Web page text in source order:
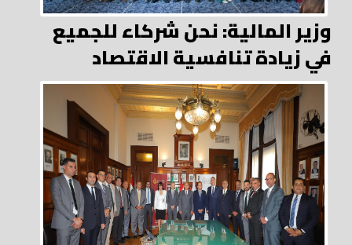
وزير المالية: نحن شركاء للجميع
في زيادة تنافسية الاقتصاد